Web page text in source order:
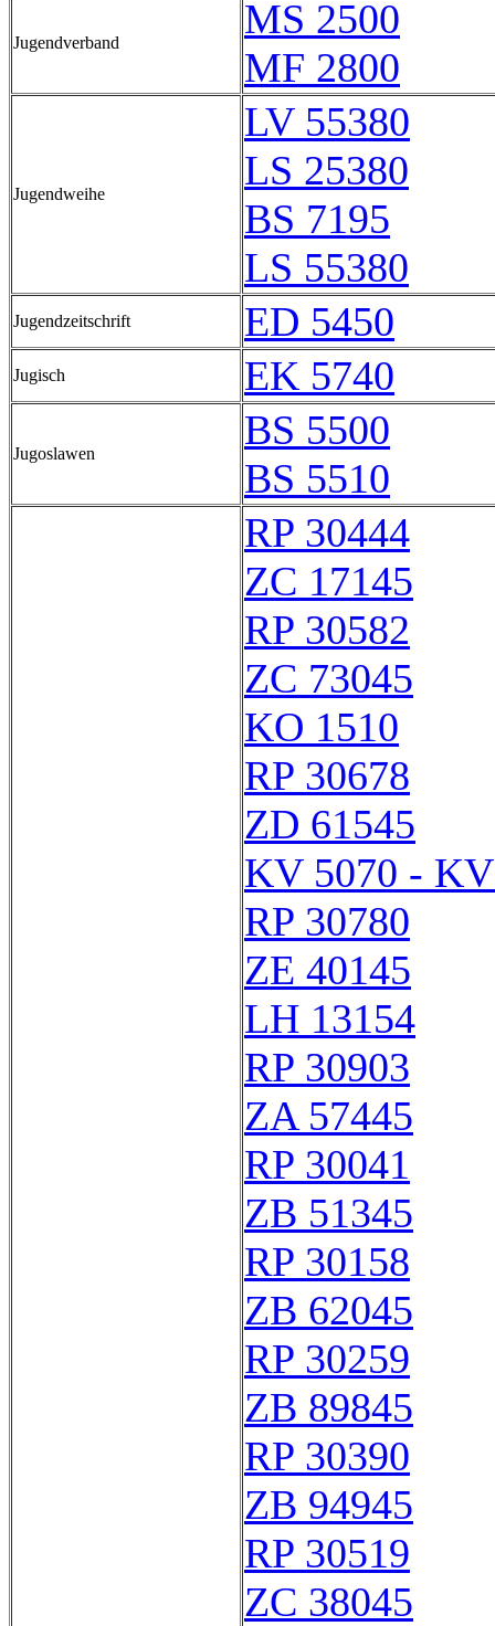
Jugendverband
MS 2500
MF 2800
Jugendweihe
LV 55380
LS 25380
BS 7195
LS 55380
Jugendzeitschrift ED 5450
Jugisch EK 5740
Jugoslawen
BS 5500
BS 5510
RP 30444
ZC 17145
RP 30582
ZC 73045
KO 1510
RP 30678
ZD 61545
KV 5070 -
RP 30780
ZE 40145
LH 13154
RP 30903
ZA 57445
RP 30041
ZB 51345
RP 30158
ZB 62045
RP 30259
ZB 89845
RP 30390
ZB 94945
RP 30519
ZC 38045